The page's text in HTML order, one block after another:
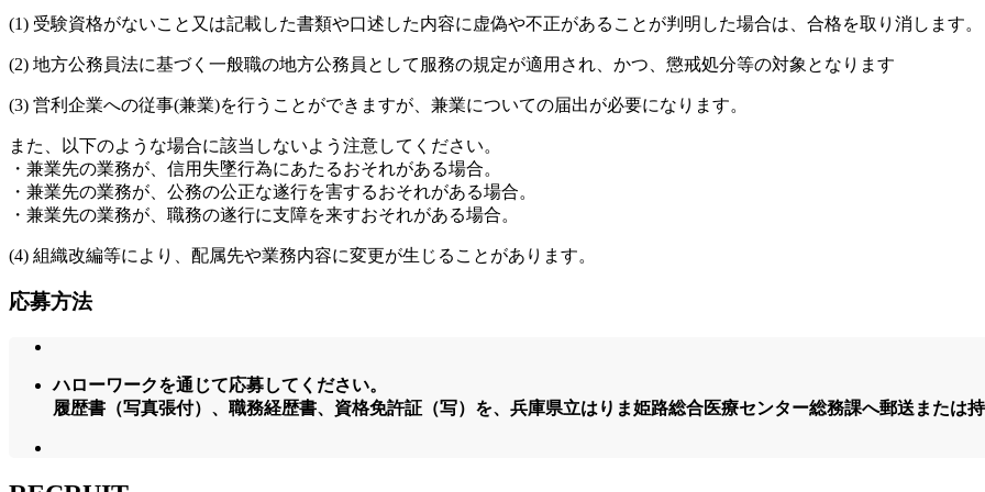
(1) 受験資格がないこと又は記載した書類や口述した内容に虚偽や不正があることが判明した場合は、合格を取り消します。
(2) 地方公務員法に基づく一般職の地方公務員として服務の規定が適用され、かつ、懲戒処分等の対象となります
(3) 営利企業への従事(兼業)を行うことができますが、兼業についての届出が必要になります。
また、以下のような場合に該当しないよう注意してください。
・兼業先の業務が、信用失墜行為にあたるおそれがある場合。
・兼業先の業務が、公務の公正な遂行を害するおそれがある場合。
・兼業先の業務が、職務の遂行に支障を来すおそれがある場合。
(4) 組織改編等により、配属先や業務内容に変更が生じることがあります。
応募方法
ハローワークを通じて応募してください。
履歴書（写真張付）、職務経歴書、資格免許証（写）を、兵庫県立はりま姫路総合医療センター総務課へ郵送または